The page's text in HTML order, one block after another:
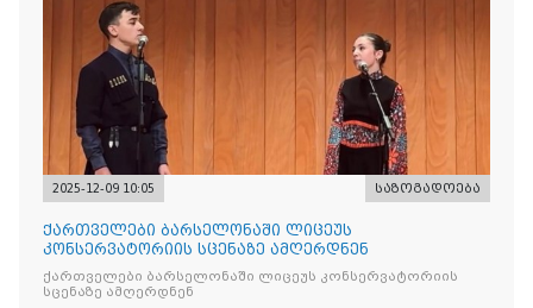
2025-12-09 10:05 საზოგადოება
ქართველები ბარსელონაში ლიცეუს
კონსერვატორიის სცენაზე ამღერდნენ
ქართველები ბარსელონაში ლიცეუს კონსერვატორიის
სცენაზე ამღერდნენ